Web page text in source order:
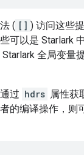
( [] ) 访问这些
可以是 Starlark
Starlark 全局变量
过 hdrs 属性获
的编译操作，则